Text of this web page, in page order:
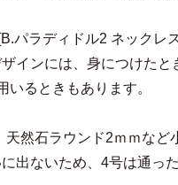
パラディドル2 ネック
インには、身につけた
るときもあります。
然石ラウンド2ｍｍな
出ないため、4号は通っ